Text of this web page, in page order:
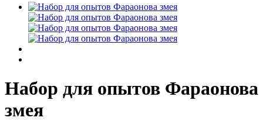
Набор для опытов Фараонова
змея